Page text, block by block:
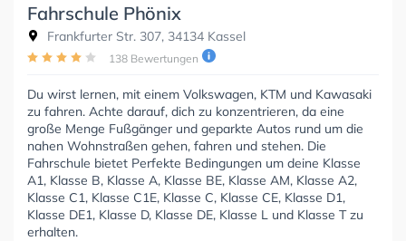
Fahrschule Phönix
Frankfurter Str. 307, 34134 Kassel
138 Bewertungen
Du wirst lernen, mit einem Volkswagen, KTM und Kawasaki
zu fahren. Achte darauf, dich zu konzentrieren, da eine
große Menge Fußgänger und geparkte Autos rund um die
nahen Wohnstraßen gehen, fahren und stehen. Die
Fahrschule bietet Perfekte Bedingungen um deine Klasse
A1, Klasse B, Klasse A, Klasse BE, Klasse AM, Klasse A2,
Klasse C1, Klasse C1E, Klasse C, Klasse CE, Klasse D1,
Klasse DE1, Klasse D, Klasse DE, Klasse L und Klasse T zu
erhalten.